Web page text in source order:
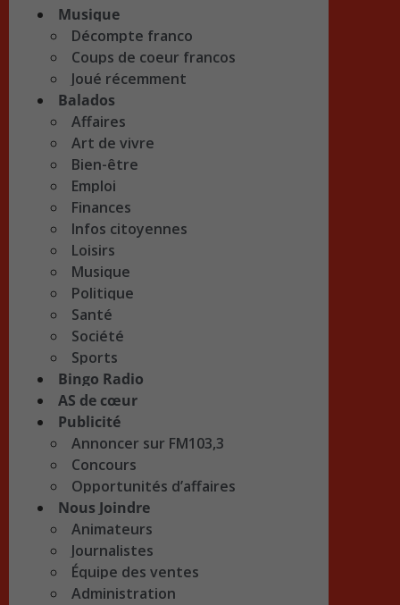
Musique
Décompte franco
Coups de coeur francos
Joué récemment
Balados
Affaires
Art de vivre
Bien-être
Emploi
Finances
Infos citoyennes
Loisirs
Musique
Politique
Santé
Société
Sports
Bingo Radio
AS de cœur
Publicité
Annoncer sur FM103,3
Concours
Opportunités d’affaires
Nous Joindre
Animateurs
Journalistes
Équipe des ventes
Administration